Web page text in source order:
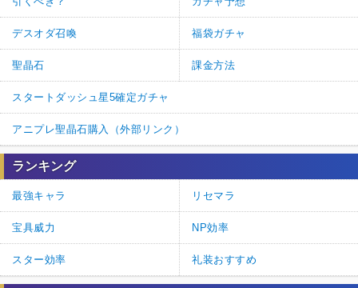
デスオダ召喚 福袋ガチャ
聖晶石 課金方法
スタートダッシュ星5確定ガチャ
アニプレ聖晶石購入（外部リンク）
ランキング
最強キャラ リセマラ
宝具威力 NP効率
スター効率 礼装おすすめ